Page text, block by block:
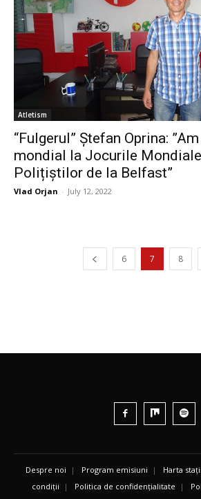
Atletism
“Fulgerul” Ștefan Oprina:
mondial la Jocurile
Polițiștilor de la Belfast”
Vlad Orjan - July 12, 2022
6 7 8
Despre noi | Program emisiuni | Harta
condiții | Politica de confidențialitate |